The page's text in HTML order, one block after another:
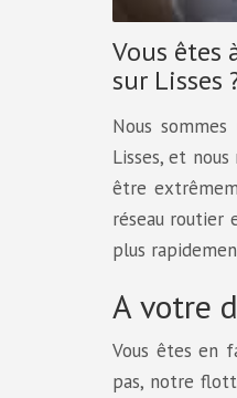
Vous êtes
sur Lisses
Nous
Lisses, et
être
réseau routier
plus
A votre
Vous êtes en
pas, notre